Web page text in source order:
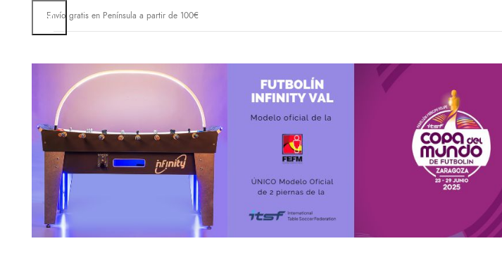
Envío gratis en Península a partir de 100€
INICIOFÁBRICA DE FUTBOLINESTIENDA DE FUTBOLINESALQUILER DE
-59%
AGOT
ADO
Inicio